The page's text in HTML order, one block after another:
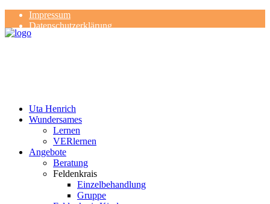
Impressum
Datenschutzerklärung
Kontakt
Uta Henrich
Wundersames
Lernen
VERlernen
Angebote
Beratung
Feldenkrais
Einzelbehandlung
Gruppe